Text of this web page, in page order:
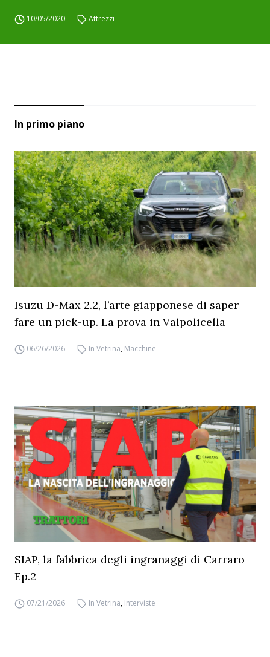
10/05/2020 Attrezzi
In primo piano
Isuzu D-Max 2.2, l’arte giapponese di saper
fare un pick-up. La prova in Valpolicella
06/26/2026 In Vetrina, Macchine
SIAP, la fabbrica degli ingranaggi di Carraro –
Ep.2
07/21/2026 In Vetrina, Interviste